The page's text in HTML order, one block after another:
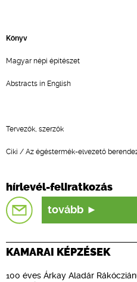
Könyv
Magyar népi építészet
Abstracts in English
Tervezők, szerzők
Ciki / Az égéstermék-elvezető
hírlevél-feliratkozás
tovább
KAMARAI KÉPZÉSEK
100 éves Árkay Aladár